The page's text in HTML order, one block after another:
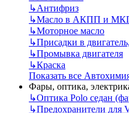
↳Антифриз
↳Масло в АКПП и
↳Моторное масло
↳Присадки в
↳Промывка двигателя
↳Краска
Показать все
Фары, оптика,
↳Оптика Polo седан
↳Предохранители для